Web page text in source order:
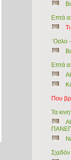
Επτά
΄Οσλο
Επτά
Που
Τα